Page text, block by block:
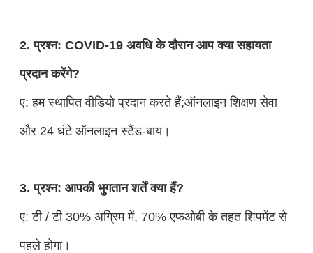
2. प्रश्न: COVID-19 अवधि के दौरान आप क्या सहायता
प्रदान करेंगे?
ए: हम स्थापित वीडियो प्रदान करते हैं;ऑनलाइन शिक्षण सेवा
और 24 घंटे ऑनलाइन स्टैंड-बाय।
3. प्रश्न: आपकी भुगतान शर्तें क्या हैं?
ए: टी / टी 30% अग्रिम में, 70% एफओबी के तहत शिपमेंट से
पहले होगा।